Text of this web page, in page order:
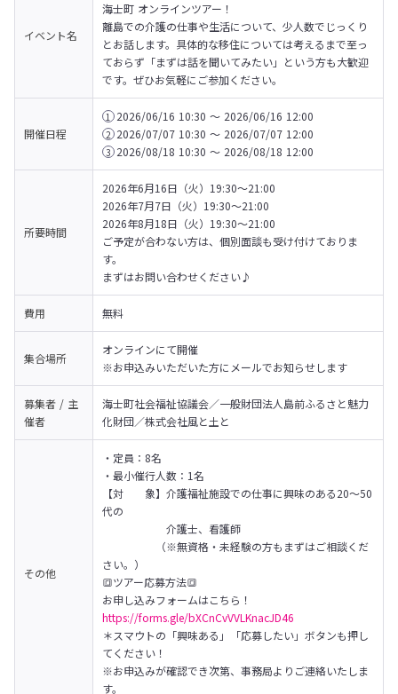
イベント名
海士町 オンラインツアー！
離島での介護の仕事や生活について、少人数でじっくり
とお話します。具体的な移住については考えるまで至っ
ておらず「まずは話を聞いてみたい」という方も大歓迎
です。ぜひお気軽にご参加ください。
開催日程
1 2026/06/16 10:30 〜 2026/06/16 12:00
2 2026/07/07 10:30 〜 2026/07/07 12:00
3 2026/08/18 10:30 〜 2026/08/18 12:00
所要時間
2026年6月16日（火）19:30〜21:00
2026年7月7日（火）19:30〜21:00
2026年8月18日（火）19:30〜21:00
ご予定が合わない方は、個別面談も受け付けておりま
す。
まずはお問い合わせください♪
費用 無料
集合場所
オンラインにて開催
※お申込みいただいた方にメールでお知らせします
募集者 / 主
催者
海士町社会福祉協議会／一般財団法人島前ふるさと魅力
化財団／株式会社風と土と
その他
・定員：8名
・最小催行人数：1名
【対　　象】介護福祉施設での仕事に興味のある20〜50
代の
介護士、看護師
（※無資格・未経験の方もまずはご相談くだ
さい。）
🔳ツアー応募方法🔳
https://forms.gle/bXCnCvVVLKnacJD46
＊スマウトの「興味ある」「応募したい」ボタンも押し
てください！
※お申込みが確認でき次第、事務局よりご連絡いたしま
す。